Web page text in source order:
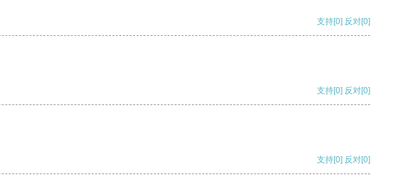
支持[0] 反对[0]
支持[0] 反对[0]
支持[0] 反对[0]